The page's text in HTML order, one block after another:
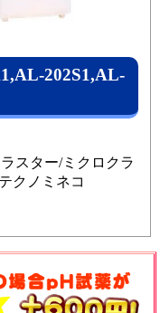
202S1,AL-
スター/ミクロクラ
クノミネコ